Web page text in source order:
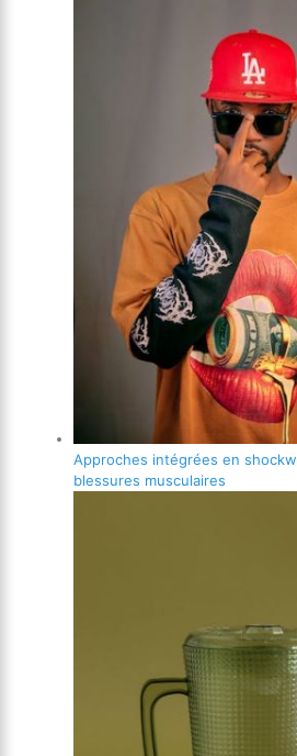
Approches intégrées en
blessures musculaires